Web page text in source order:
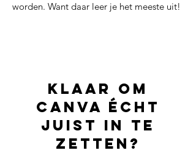
worden. Want daar leer je het meeste uit!
Klaar om
Canva écht
juist in te
zetten?